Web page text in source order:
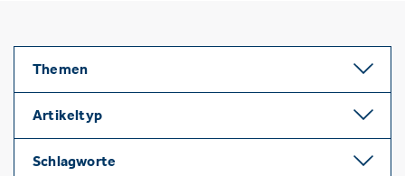
Themen
Artikeltyp
Schlagworte